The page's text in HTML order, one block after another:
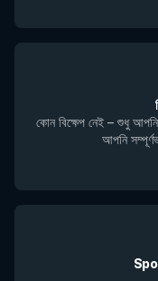
কোন বিক্ষেপ নেই – শুধু
আপনি